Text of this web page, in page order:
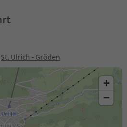
Ulrich - Gröden
+
−